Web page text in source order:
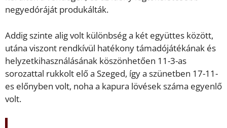
negyedóráját produkálták.
Addig szinte alig volt különbség a két együttes között,
utána viszont rendkívül hatékony támadójátékának és
helyzetkihasználásának köszönhetően 11-3-as
sorozattal rukkolt elő a Szeged, így a szünetben 17-11-
es előnyben volt, noha a kapura lövések száma egyenlő
volt.